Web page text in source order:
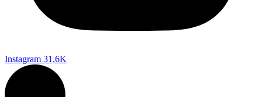
Instagram 31,6K